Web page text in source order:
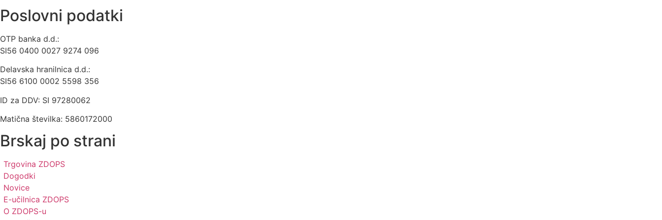
Poslovni podatki
OTP banka d.d.:
SI56 0400 0027 9274 096
Delavska hranilnica d.d.:
SI56 6100 0002 5598 356
ID za DDV: SI 97280062
Matična številka: 5860172000
Brskaj po strani
Trgovina ZDOPS
Dogodki
Novice
E-učilnica ZDOPS
O ZDOPS-u